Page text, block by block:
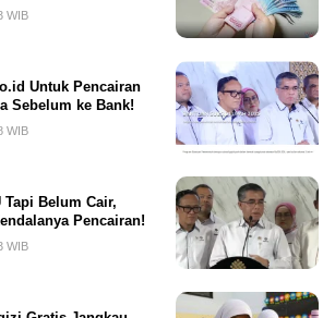
WIB
Untuk Pencairan
Sebelum ke Bank!
WIB
Belum Cair,
Pencairan!
WIB